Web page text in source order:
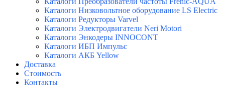
Каталоги Низковольтное оборудование LS Electric
Каталоги Редукторы Varvel
Каталоги Электродвигатели Neri Motori
Каталоги Энкодеры INNOCONT
Каталоги ИБП Импульс
Каталоги АКБ Yellow
Доставка
Стоимость
Контакты